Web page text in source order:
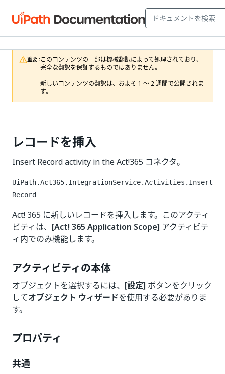
重要 :このコンテンツの一部は機械翻訳によって処理されており、
完全な翻訳を保証するものではありません。
新しいコンテンツの翻訳は、およそ 1 ～ 2 週間で公開されま
す。
レコードを挿入
Insert Record activity in the Act!365 コネクタ。
UiPath.Act365.IntegrationService.Activities.Insert
Record
Act! 365 に新しいレコードを挿入します。このアクティ
ビティは、 [Act! 365 Application Scope] アクティビテ
ィ内でのみ機能します。
アクティビティの本体
オブジェクトを選択するには、 [設定] ボタンをクリック
してオブジェクト ウィザードを使用する必要がありま
す。
プロパティ
共通